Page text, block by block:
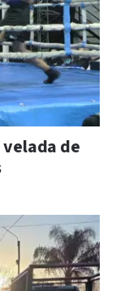
velada de